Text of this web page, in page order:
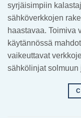
syrjäisimpiin
sähköverkkojen
haastavaa. Toimiva
käytännössä
vaikeuttavat
sähkölinjat